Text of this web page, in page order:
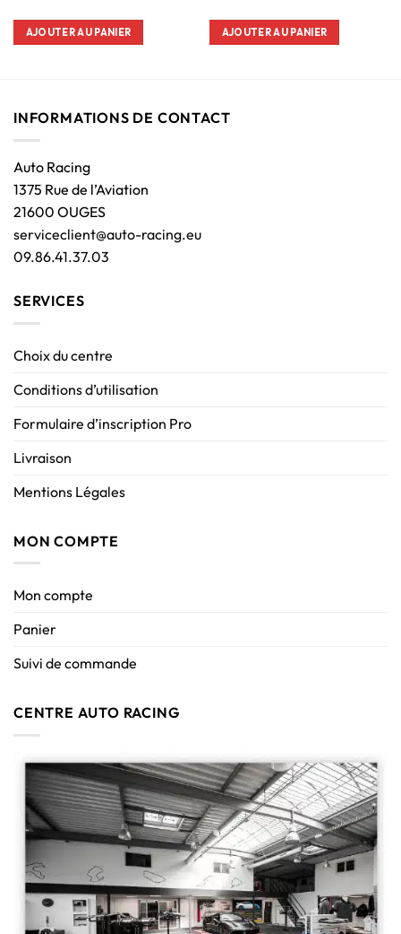
AJOUTER AU PANIER AJOUTER AU PANIER
INFORMATIONS DE CONTACT
Auto Racing
1375 Rue de l’Aviation
21600 OUGES
serviceclient@auto-racing.eu
09.86.41.37.03
SERVICES
Choix du centre
Conditions d’utilisation
Formulaire d’inscription Pro
Livraison
Mentions Légales
MON COMPTE
Mon compte
Panier
Suivi de commande
CENTRE AUTO RACING